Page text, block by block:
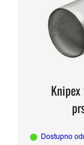
Dostupno